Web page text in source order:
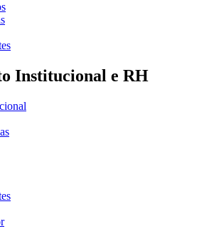
Institucional e RH